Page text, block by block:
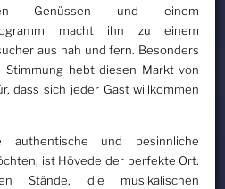
Genüssen und einem
macht ihn zu einem
aus nah und fern. Besonders
Stimmung hebt diesen Markt von
dass sich jeder Gast willkommen
und besinnliche
ist Hövede der perfekte Ort.
Stände, die musikalischen